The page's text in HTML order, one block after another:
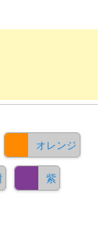
オレンジ
紫